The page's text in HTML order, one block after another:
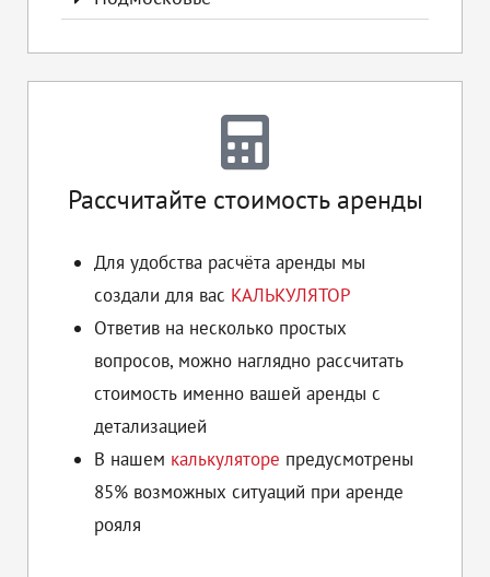
Рассчитайте стоимость аренды
Для удобства расчёта аренды мы
создали для вас КАЛЬКУЛЯТОР
Ответив на несколько простых
вопросов, можно наглядно рассчитать
стоимость именно вашей аренды с
детализацией
В нашем калькуляторе предусмотрены
85% возможных ситуаций при аренде
рояля